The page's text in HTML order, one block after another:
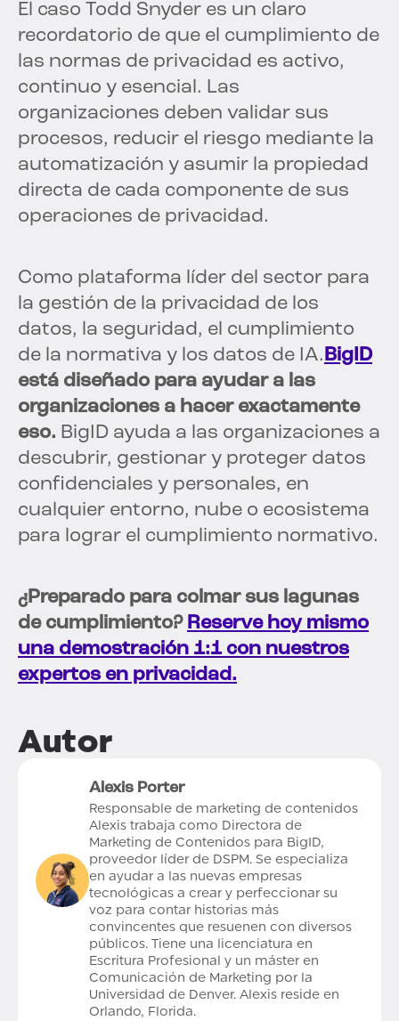
El caso Todd Snyder es un claro
recordatorio de que el cumplimiento de
las normas de privacidad es activo,
continuo y esencial. Las
organizaciones deben validar sus
procesos, reducir el riesgo mediante la
automatización y asumir la propiedad
directa de cada componente de sus
operaciones de privacidad.
Como plataforma líder del sector para
la gestión de la privacidad de los
datos, la seguridad, el cumplimiento
de la normativa y los datos de IA.BigID
está diseñado para ayudar a las
organizaciones a hacer exactamente
eso. BigID ayuda a las organizaciones a
descubrir, gestionar y proteger datos
confidenciales y personales, en
cualquier entorno, nube o ecosistema
para lograr el cumplimiento normativo.
¿Preparado para colmar sus lagunas
de cumplimiento? Reserve hoy mismo
una demostración 1:1 con nuestros
expertos en privacidad.
Autor
Alexis Porter
Responsable de marketing de contenidos
Alexis trabaja como Directora de
Marketing de Contenidos para BigID,
proveedor líder de DSPM. Se especializa
en ayudar a las nuevas empresas
tecnológicas a crear y perfeccionar su
voz para contar historias más
convincentes que resuenen con diversos
públicos. Tiene una licenciatura en
Escritura Profesional y un máster en
Comunicación de Marketing por la
Universidad de Denver. Alexis reside en
Orlando, Florida.